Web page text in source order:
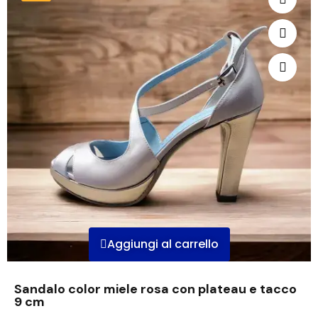
Aggiungi al carrello
Sandalo color miele rosa con plateau e tacco
9 cm